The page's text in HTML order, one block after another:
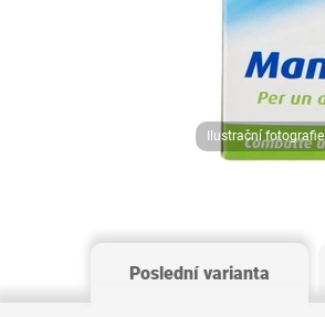
Ilustrační fotografie
Poslední varianta